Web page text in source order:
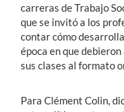
carreras de Trabajo
que se invitó a los
contar cómo
época en que
sus clases al formato
Para Clément Colin,